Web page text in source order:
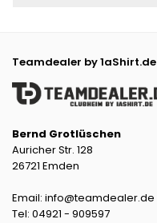
Teamdealer by 1aShirt.de
Bernd Grotlüschen
Auricher Str. 128
26721 Emden
Email: info@teamdealer.de
Tel: 04921 - 909597